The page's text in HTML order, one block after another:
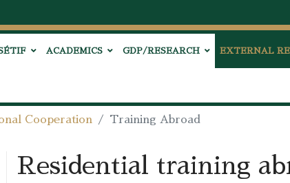
ACADEMICS GDP/RESEARCH EXTERNAL
Cooperation Training Abroad
Residential training